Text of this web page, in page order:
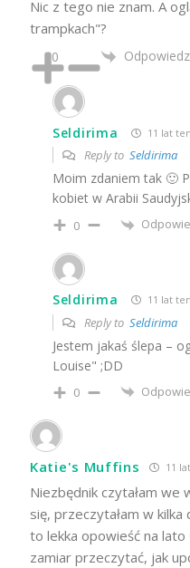
Nic z tego nie znam. A
trampkach"?
0 Odpowiedz
Seldirima 11 lat
Reply to Seldirima
Moim zdaniem tak 🙂
kobiet w Arabii
0
Seldirima 11 lat
Reply to Seldirima
Jestem jakaś ślepa –
Louise" ;DD
0
Katie's Muffins 11
Niezbędnik czytałam we
się, przeczytałam w kilka
to lekka opowieść na
zamiar przeczytać, jak